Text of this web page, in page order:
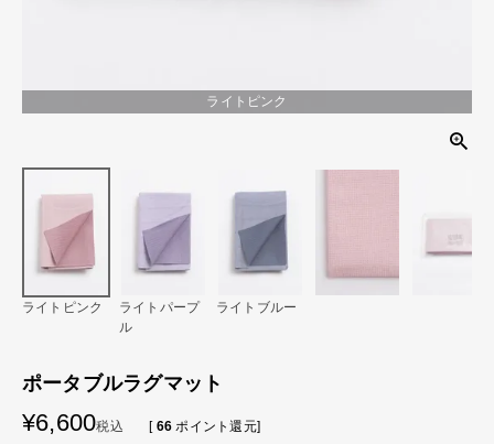
ライトピンク
ライトピンク
ライトパープ
ル
ライトブルー
ポータブルラグマット
¥6,600税込 [ 66 ポイント還元]